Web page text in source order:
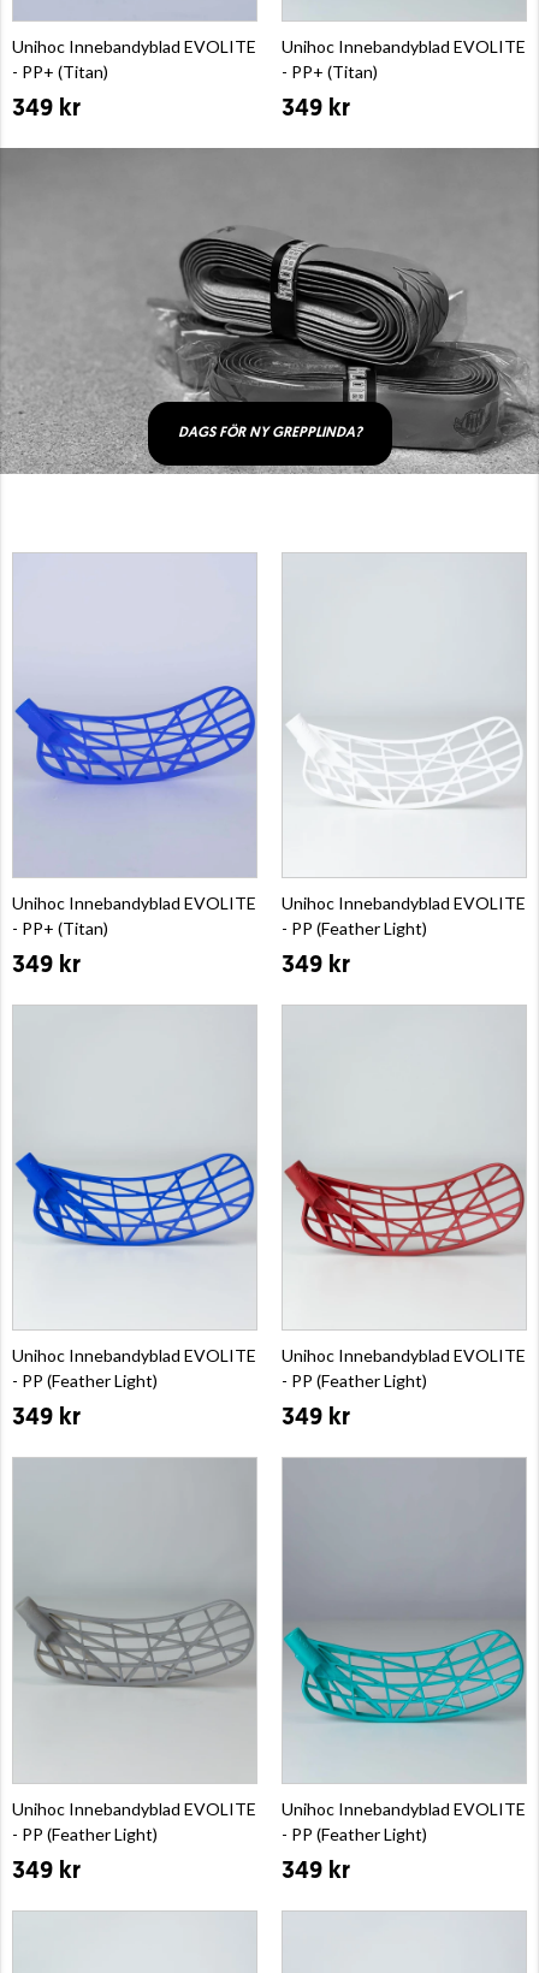
Unihoc Innebandyblad EVOLITE
- PP+ (Titan)
349 kr
Unihoc Innebandyblad EVOLITE
- PP+ (Titan)
349 kr
DAGS FÖR NY GREPPLINDA?
Unihoc Innebandyblad EVOLITE
- PP+ (Titan)
349 kr
Unihoc Innebandyblad EVOLITE
- PP (Feather Light)
349 kr
Unihoc Innebandyblad EVOLITE
- PP (Feather Light)
349 kr
Unihoc Innebandyblad EVOLITE
- PP (Feather Light)
349 kr
Unihoc Innebandyblad EVOLITE
- PP (Feather Light)
349 kr
Unihoc Innebandyblad EVOLITE
- PP (Feather Light)
349 kr